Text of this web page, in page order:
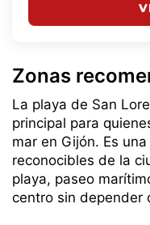
Zonas
La playa de San
principal para
mar en Gijón. Es
reconocibles de la
playa, paseo
centro sin depender